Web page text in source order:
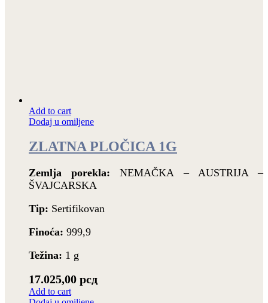
Add to cart
Dodaj u omiljene
ZLATNA PLOČICA 1G
Zemlja porekla:NEMAČKA – AUSTRIJA –
ŠVAJCARSKA
Tip: Sertifikovan
Finoća: 999,9
Težina: 1 g
17.025,00 рсд
Add to cart